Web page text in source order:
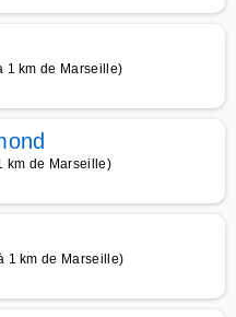
1 km de Marseille)
km de Marseille)
1 km de Marseille)